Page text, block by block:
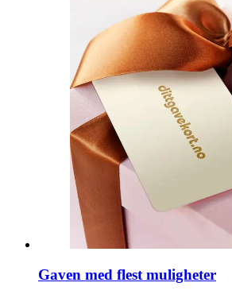
Gaven med flest muligheter